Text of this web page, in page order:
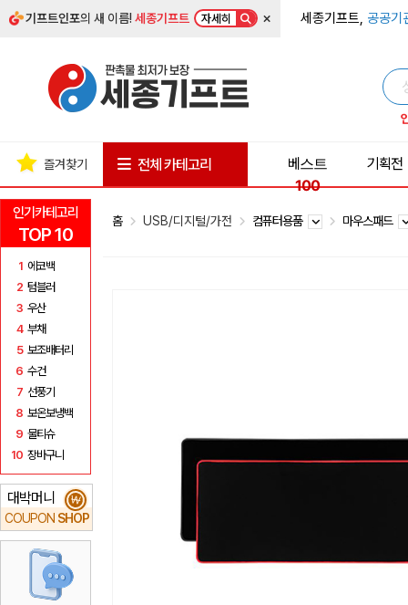
기프트인포의 새 이름!세종기프트 자세히 × 세종기프트, 공공기
인기카테고리
TOP 10
1 에코백
2 텀블러
3 우산
4 부채
5 보조배터리
6 수건
7 선풍기
8 보온보냉백
9 물티슈
10 장바구니
대박머니
COUPON SHOP
₩
즐겨찾기 전체 카테고리
베스트
100
기획전
홈 USB/디지털/가전 컴퓨터용품 마우스패드